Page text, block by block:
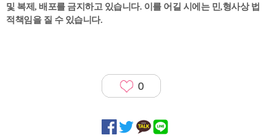
및 복제, 배포를 금지하고 있습니다. 이를 어길 시에는 민,형사상 법
적책임을 질 수 있습니다.
0